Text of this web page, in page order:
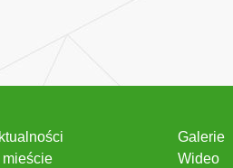
mieście
Galerie
Wideo